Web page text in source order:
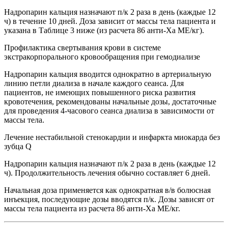
Надропарин кальция назначают п/к 2 раза в день (каждые 12
ч) в течение 10 дней. Доза зависит от массы тела пациента и
указана в Таблице 3 ниже (из расчета 86 анти-Ха МЕ/кг).
Профилактика свертывания крови в системе
экстракорпорального кровообращения при гемодиализе
Надропарин кальция вводится однократно в артериальную
линию петли диализа в начале каждого сеанса. Для
пациентов, не имеющих повышенного риска развития
кровотечения, рекомендованы начальные дозы, достаточные
для проведения 4-часового сеанса диализа в зависимости от
массы тела.
Лечение нестабильной стенокардии и инфаркта миокарда без
зубца Q
Надропарин кальция назначают п/к 2 раза в день (каждые 12
ч). Продолжительность лечения обычно составляет 6 дней.
Начальная доза применяется как однократная в/в болюсная
инъекция, последующие дозы вводятся п/к. Дозы зависят от
массы тела пациента из расчета 86 анти-Ха МЕ/кг.